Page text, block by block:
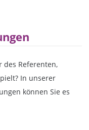
des Referenten,
In unserer
können Sie es